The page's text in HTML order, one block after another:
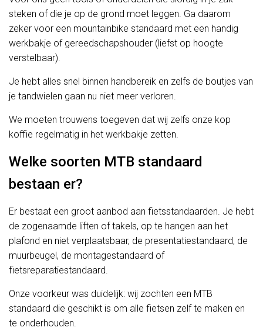
steken of die je op de grond moet leggen. Ga daarom
zeker voor een mountainbike standaard met een handig
werkbakje of gereedschapshouder (liefst op hoogte
verstelbaar).
Je hebt alles snel binnen handbereik en zelfs de boutjes van
je tandwielen gaan nu niet meer verloren.
We moeten trouwens toegeven dat wij zelfs onze kop
koffie regelmatig in het werkbakje zetten.
Welke soorten MTB standaard
bestaan er?
Er bestaat een groot aanbod aan fietsstandaarden. Je hebt
de zogenaamde liften of takels, op te hangen aan het
plafond en niet verplaatsbaar, de presentatiestandaard, de
muurbeugel, de montagestandaard of
fietsreparatiestandaard.
Onze voorkeur was duidelijk: wij zochten een MTB
standaard die geschikt is om alle fietsen zelf te maken en
te onderhouden.